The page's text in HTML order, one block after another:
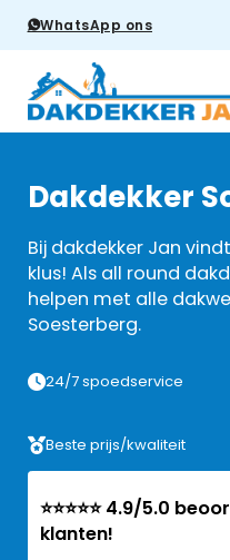
WhatsApp ons
Dakdekker
Bij dakdekker Jan
klus! Als all round
helpen met alle
Soesterberg.
24/7 spoedservice
Beste prijs/kwaliteit
⭐⭐⭐⭐⭐ 4.9/5.0
klanten!